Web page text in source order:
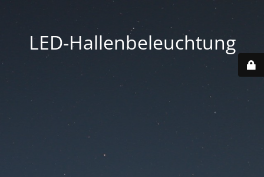
LED-Hallenbeleuchtung